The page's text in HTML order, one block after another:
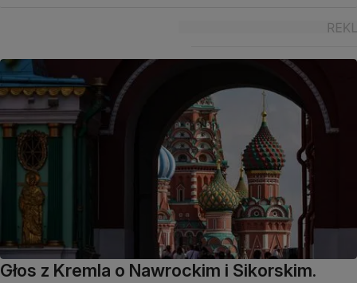
Głos z Kremla o Nawrockim i Sikorskim.